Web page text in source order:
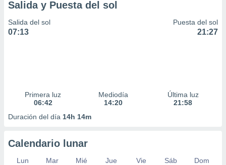
Salida y Puesta del sol
Salida del sol
07:13
Puesta del sol
21:27
Primera luz
06:42
Mediodía
14:20
Última luz
21:58
Duración del día 14h 14m
Calendario lunar
Lun Mar Mié Jue Vie Sáb
Dom